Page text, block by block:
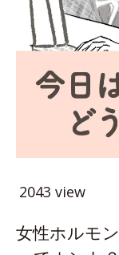
2043 view
女性ホルモ